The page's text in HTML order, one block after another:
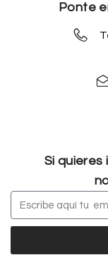
Ponte
Si